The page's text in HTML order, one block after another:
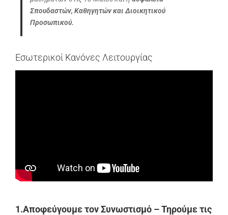
Σπουδαστών, Καθηγητών και Διοικητικού
Προσωπικού.
Εσωτερικοί Κανόνες Λειτουργίας
1.Αποφεύγουμε τον Συνωστισμό – Τηρούμε τις